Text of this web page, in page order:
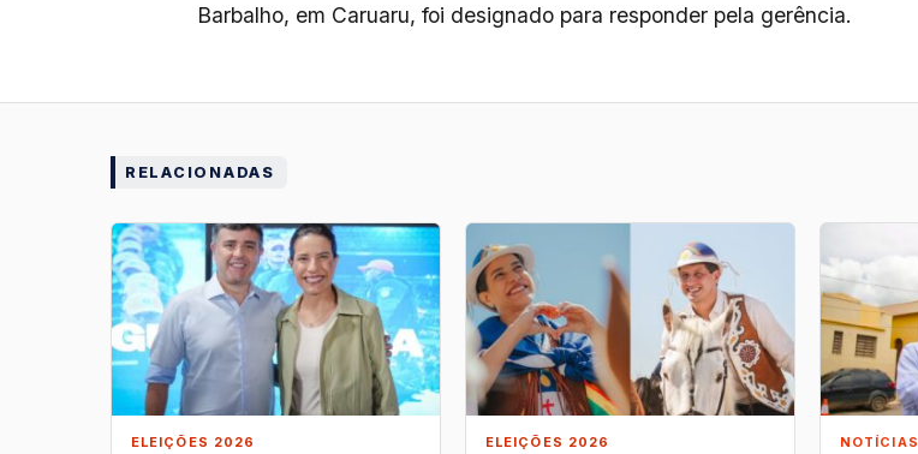
Barbalho, em Caruaru, foi designado para responder pela gerência.
RELACIONADAS
ELEIÇÕES 2026 ELEIÇÕES 2026 NOTÍCIAS